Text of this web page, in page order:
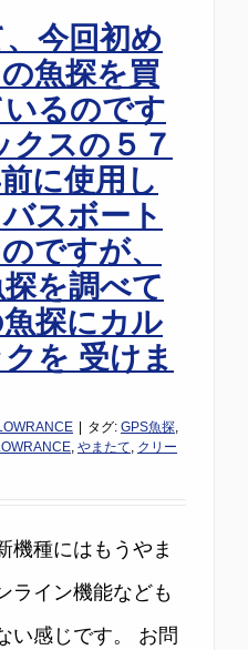
今回初め
魚探を買
るのです
クスの５７
に使用し
スボート
ですが、
を調べて
探にカル
を 受けま
タグ: GPS魚探,
, やまたて, クリー
機種にはもうやま
ライン機能なども
い感じです。 お問